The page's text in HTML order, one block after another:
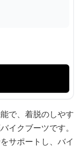
で、着脱のしやす
イクブーツです。
サポートし、バイ